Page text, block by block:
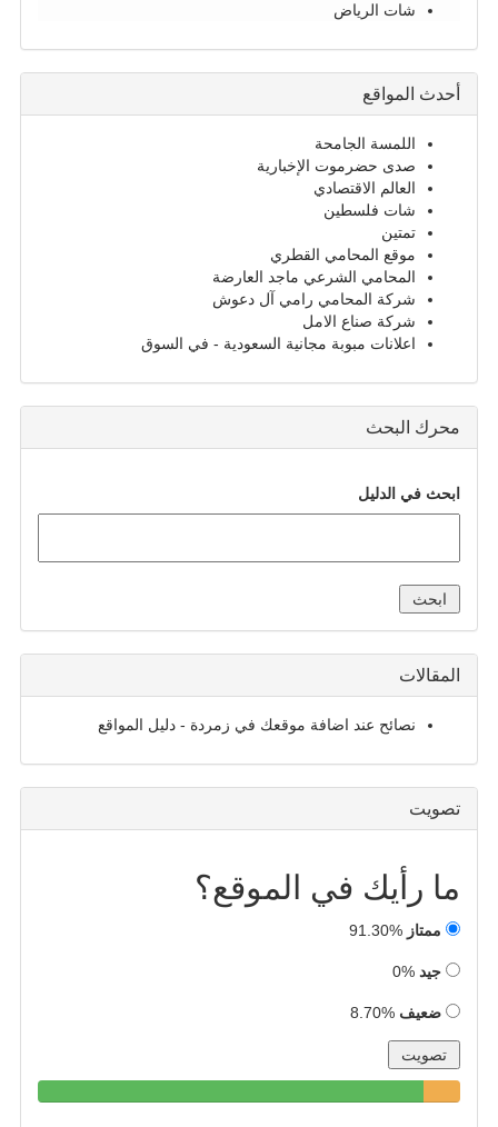
شات الرياض
أحدث المواقع
اللمسة الجامحة
صدى حضرموت الإخبارية
العالم الاقتصادي
شات فلسطين
تمتين
موقع المحامي القطري
المحامي الشرعي ماجد العارضة
شركة المحامي رامي آل دعوش
شركة صناع الامل
اعلانات مبوبة مجانية السعودية - في السوق
محرك البحث
ابحث في الدليل
المقالات
نصائح عند اضافة موقعك في زمردة - دليل المواقع
تصويت
ما رأيك في الموقع؟
ممتاز
جيد
ضعيف